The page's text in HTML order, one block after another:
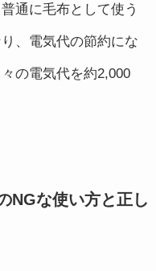
通に毛布として使う
、電気代の節約にな
の電気代を約2,000
NGな使い方と正し